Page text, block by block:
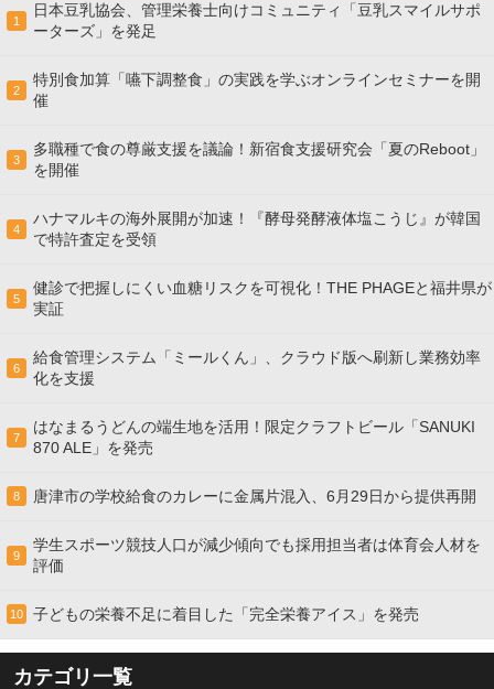
1
日本豆乳協会、管理栄養士向けコミュニティ「豆乳スマイルサポ
ーターズ」を発足
2
特別食加算「嚥下調整食」の実践を学ぶオンラインセミナーを開
催
3
多職種で食の尊厳支援を議論！新宿食支援研究会「夏のReboot」
を開催
4
ハナマルキの海外展開が加速！『酵母発酵液体塩こうじ』が韓国
で特許査定を受領
5
健診で把握しにくい血糖リスクを可視化！THE PHAGEと福井県が
実証
6
給食管理システム「ミールくん」、クラウド版へ刷新し業務効率
化を支援
7
はなまるうどんの端生地を活用！限定クラフトビール「SANUKI
870 ALE」を発売
8 唐津市の学校給食のカレーに金属片混入、6月29日から提供再開
9
学生スポーツ競技人口が減少傾向でも採用担当者は体育会人材を
評価
10 子どもの栄養不足に着目した「完全栄養アイス」を発売
カテゴリ一覧